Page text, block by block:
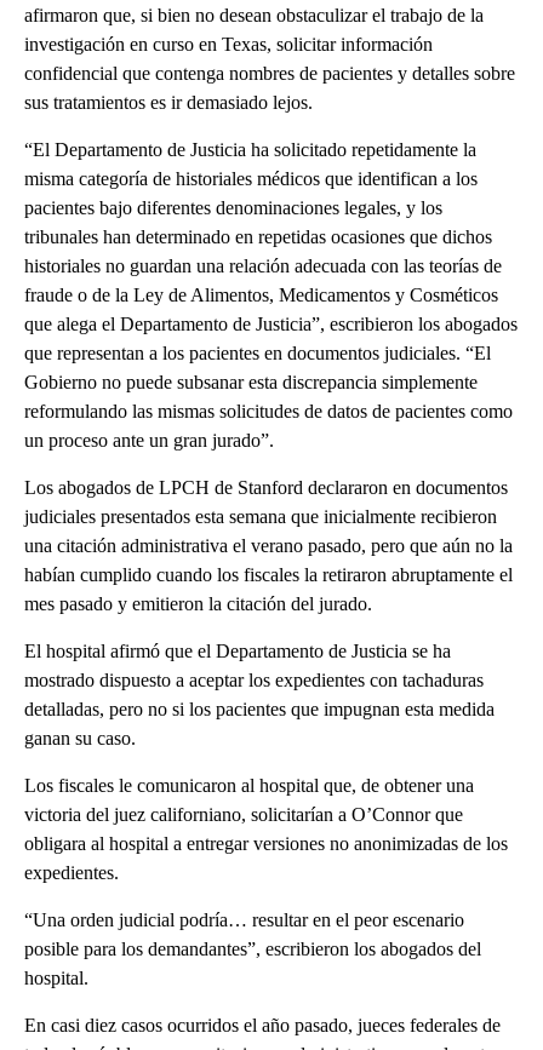
afirmaron que, si bien no desean obstaculizar el trabajo de la
investigación en curso en Texas, solicitar información
confidencial que contenga nombres de pacientes y detalles sobre
sus tratamientos es ir demasiado lejos.
“El Departamento de Justicia ha solicitado repetidamente la
misma categoría de historiales médicos que identifican a los
pacientes bajo diferentes denominaciones legales, y los
tribunales han determinado en repetidas ocasiones que dichos
historiales no guardan una relación adecuada con las teorías de
fraude o de la Ley de Alimentos, Medicamentos y Cosméticos
que alega el Departamento de Justicia”, escribieron los abogados
que representan a los pacientes en documentos judiciales. “El
Gobierno no puede subsanar esta discrepancia simplemente
reformulando las mismas solicitudes de datos de pacientes como
un proceso ante un gran jurado”.
Los abogados de LPCH de Stanford declararon en documentos
judiciales presentados esta semana que inicialmente recibieron
una citación administrativa el verano pasado, pero que aún no la
habían cumplido cuando los fiscales la retiraron abruptamente el
mes pasado y emitieron la citación del jurado.
El hospital afirmó que el Departamento de Justicia se ha
mostrado dispuesto a aceptar los expedientes con tachaduras
detalladas, pero no si los pacientes que impugnan esta medida
ganan su caso.
Los fiscales le comunicaron al hospital que, de obtener una
victoria del juez californiano, solicitarían a O’Connor que
obligara al hospital a entregar versiones no anonimizadas de los
expedientes.
“Una orden judicial podría… resultar en el peor escenario
posible para los demandantes”, escribieron los abogados del
hospital.
En casi diez casos ocurridos el año pasado, jueces federales de